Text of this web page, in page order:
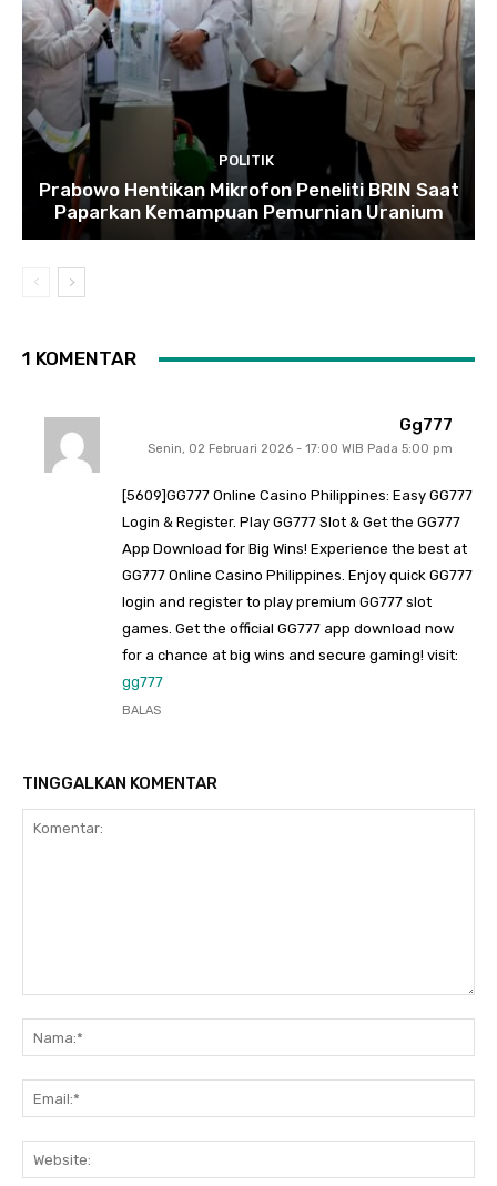
POLITIK
Prabowo Hentikan Mikrofon Peneliti BRIN Saat
Paparkan Kemampuan Pemurnian Uranium
1 KOMENTAR
Gg777
Senin, 02 Februari 2026 - 17:00 WIB Pada 5:00 pm
[5609]GG777 Online Casino Philippines: Easy GG777
Login & Register. Play GG777 Slot & Get the GG777
App Download for Big Wins! Experience the best at
GG777 Online Casino Philippines. Enjoy quick GG777
login and register to play premium GG777 slot
games. Get the official GG777 app download now
for a chance at big wins and secure gaming! visit:
gg777
BALAS
TINGGALKAN KOMENTAR